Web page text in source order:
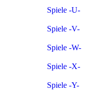
Spiele -U-
Spiele -V-
Spiele -W-
Spiele -X-
Spiele -Y-